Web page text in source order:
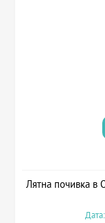
Лятна почивка в